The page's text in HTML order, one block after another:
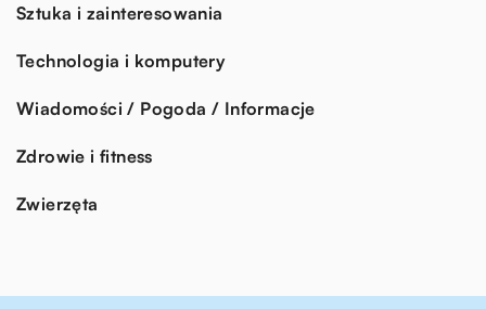
Sztuka i zainteresowania
Technologia i komputery
Wiadomości / Pogoda / Informacje
Zdrowie i fitness
Zwierzęta